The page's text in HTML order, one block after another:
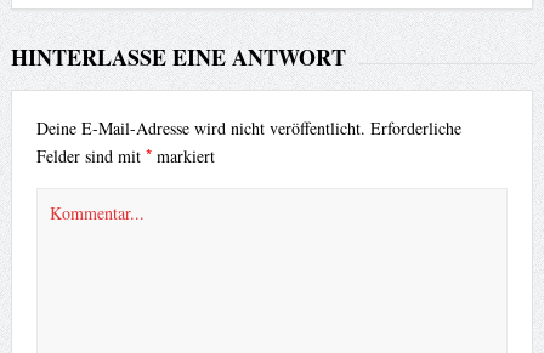
HINTERLASSE EINE ANTWORT
Deine E-Mail-Adresse wird nicht veröffentlicht. Erforderliche
Felder sind mit *markiert